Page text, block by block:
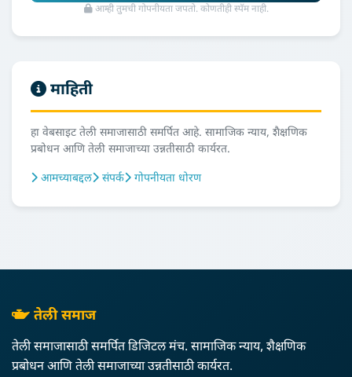
आम्ही तुमची गोपनीयता जपतो. कोणतीही स्पॅम नाही.
माहिती
हा वेबसाइट तेली समाजासाठी समर्पित आहे. सामाजिक न्याय, शैक्षणिक
प्रबोधन आणि तेली समाजाच्या उन्नतीसाठी कार्यरत.
आमच्याबद्दल
संपर्क गोपनीयता धोरण
तेली समाज
तेली समाजासाठी समर्पित डिजिटल मंच. सामाजिक न्याय, शैक्षणिक
प्रबोधन आणि तेली समाजाच्या उन्नतीसाठी कार्यरत.